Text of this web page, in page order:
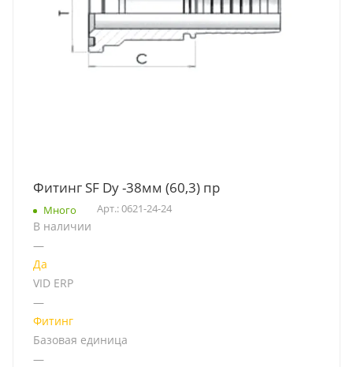
Фитинг SF Dу -38мм (60,3) пр
Много Арт.: 0621-24-24
В наличии
—
Да
VID ERP
—
Фитинг
Базовая единица
—